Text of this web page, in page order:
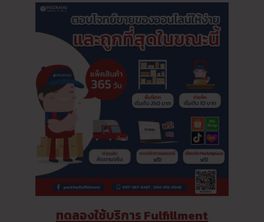
ทดลองใช้บริการ Fulfillment